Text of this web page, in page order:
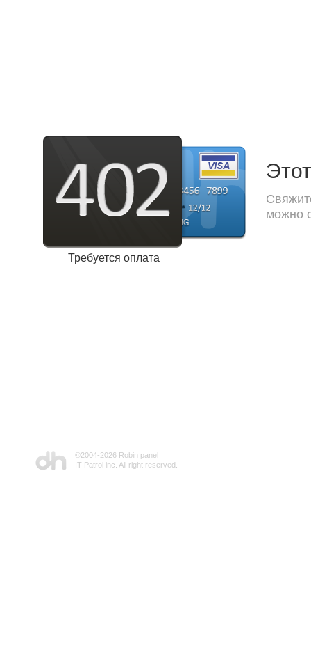
Требуется оплата
можно
©2004-2026 Robin panel
IT Patrol inc. All right reserved.